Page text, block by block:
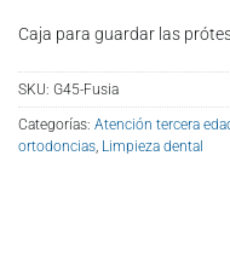
Caja para guardar las
SKU: G45-Fusia
Categorías: Atención tercera
ortodoncias Limpieza dental